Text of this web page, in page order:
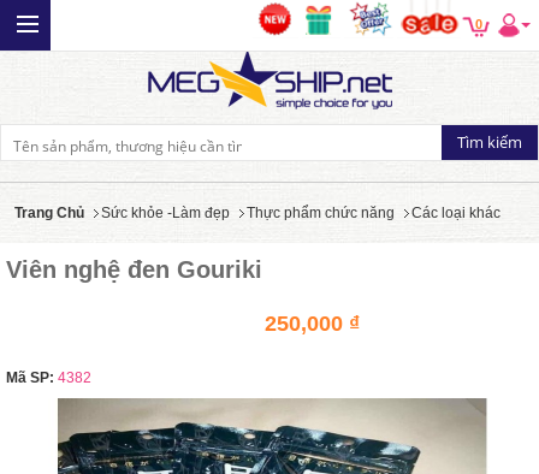
0
Trang Chủ Sức khỏe -Làm đẹp Thực phẩm chức năng Các loại khác
Viên nghệ đen Gouriki
250,000 ₫
Mã SP: 4382